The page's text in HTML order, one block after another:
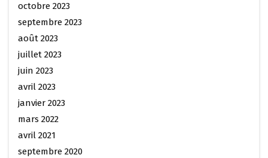
octobre 2023
septembre 2023
août 2023
juillet 2023
juin 2023
avril 2023
janvier 2023
mars 2022
avril 2021
septembre 2020